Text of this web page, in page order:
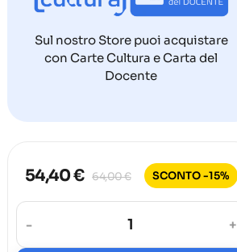
Sul nostro Store puoi acquistare
con Carte Cultura e Carta del
Docente
54,40 € 64,00 € SCONTO -15%
- +